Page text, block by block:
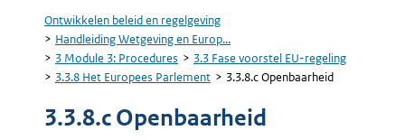
Kruimelpad
Ontwikkelen beleid en regelgeving
Handleiding Wetgeving en Europ...
3 Module 3: Procedures
3.3 Fase voorstel EU-regeling
3.3.8 Het Europees Parlement
3.3.8.c Openbaarheid
3.3.8.c Openbaarheid